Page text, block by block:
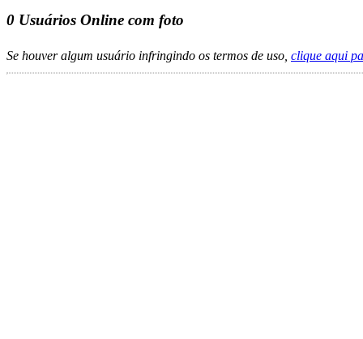
0 Usuários Online com foto
Se houver algum usuário infringindo os termos de uso, clique aqui